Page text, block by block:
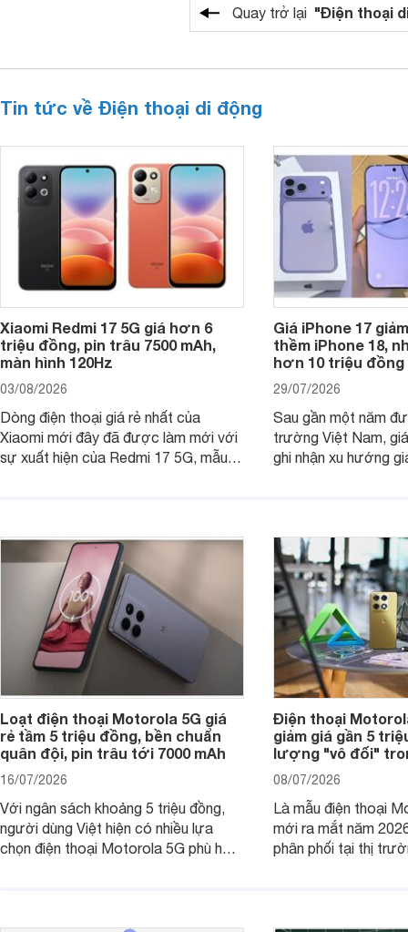
Quay trở lại "Điện thoại
Tin tức về Điện thoại di động
Xiaomi Redmi 17 5G giá hơn 6
triệu đồng, pin trâu 7500 mAh,
màn hình 120Hz
03/08/2026
Dòng điện thoại giá rẻ nhất của
Xiaomi mới đây đã được làm mới với
sự xuất hiện của Redmi 17 5G, mẫu
Giá iPhone 17
thềm iPhone 18,
hơn 10 triệu đồng
29/07/2026
Sau gần một năm
trường Việt Nam,
ghi nhận xu hướng
Loạt điện thoại Motorola 5G giá
rẻ tầm 5 triệu đồng, bền chuẩn
quân đội, pin trâu tới 7000 mAh
16/07/2026
Với ngân sách khoảng 5 triệu đồng,
người dùng Việt hiện có nhiều lựa
chọn điện thoại Motorola 5G phù hợp
Điện thoại
giảm giá gần 5
lượng "vô đối"
08/07/2026
Là mẫu điện thoại
mới ra mắt năm
phân phối tại thị
trình giảm giá hấp